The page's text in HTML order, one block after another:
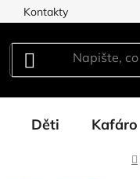
Kontakty
Děti Kafáro